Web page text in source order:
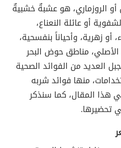
أو الروزماري، هو عشبةٌ خشبيةٌ
أو عائلة النعناع،
أو زهرية، وأحياناً بنفسحية،
الأصلي، مناطق حوض البحر
العديد من الفوائد الصحية
منها فوائد شربه
هذا المقال، كما سنذكر
تحضيرها.